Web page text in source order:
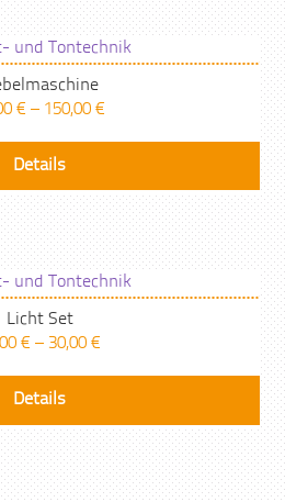
€ – 150,00 €
Details
Licht Set
€ – 30,00 €
Details